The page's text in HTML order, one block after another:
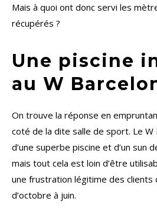
Mais à quoi ont donc servi les
récupérés ?
Une piscine
au W
On trouve la réponse en
coté de la dite salle de sport. Le W
d’une superbe piscine et d’un sun
mais tout cela est loin d’être
une frustration légitime des clients
d’octobre à juin.